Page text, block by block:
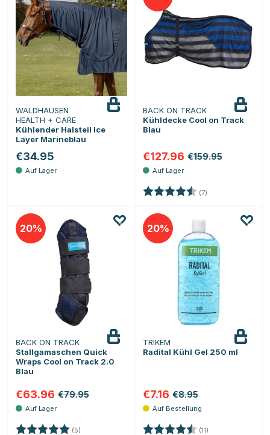
WALDHAUSEN
HEALTH + CARE
Kühlender Halsteil Ice
Layer Marineblau
€34.95
BACK ON TRACK
Kühldecke Cool on Track
Blau
€127.96 €159.95
Bewertung: (7)
20
BACK ON TRACK
Stallgamaschen Quick
Wraps Cool on Track 2.0
Blau
€63.96 €79.95
Bewertung: (5)
20
TRIKEM
Radital Kühl Gel 250 ml
€7.16 €8.95
Bewertung: (11)